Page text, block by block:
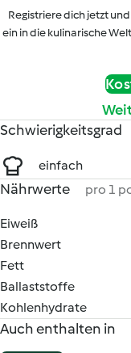
Registriere dich jetzt
ein in die kulinarische
Schwierigkeitsgrad
einfach
Nährwerte pro 1
Eiweiß
Brennwert
Fett
Ballaststoffe
Kohlenhydrate
Auch enthalten in